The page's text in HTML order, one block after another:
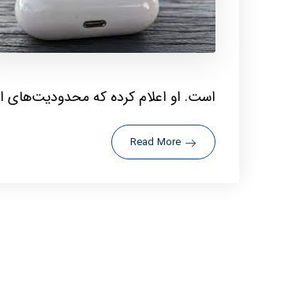
است. او اعلام کرده که محدودیت‌های
Read More